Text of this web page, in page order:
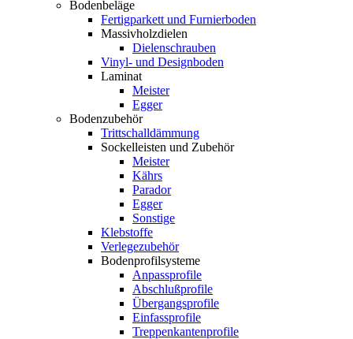
Bodenbeläge
Fertigparkett und Furnierboden
Massivholzdielen
Dielenschrauben
Vinyl- und Designboden
Laminat
Meister
Egger
Bodenzubehör
Trittschalldämmung
Sockelleisten und Zubehör
Meister
Kährs
Parador
Egger
Sonstige
Klebstoffe
Verlegezubehör
Bodenprofilsysteme
Anpassprofile
Abschlußprofile
Übergangsprofile
Einfassprofile
Treppenkantenprofile